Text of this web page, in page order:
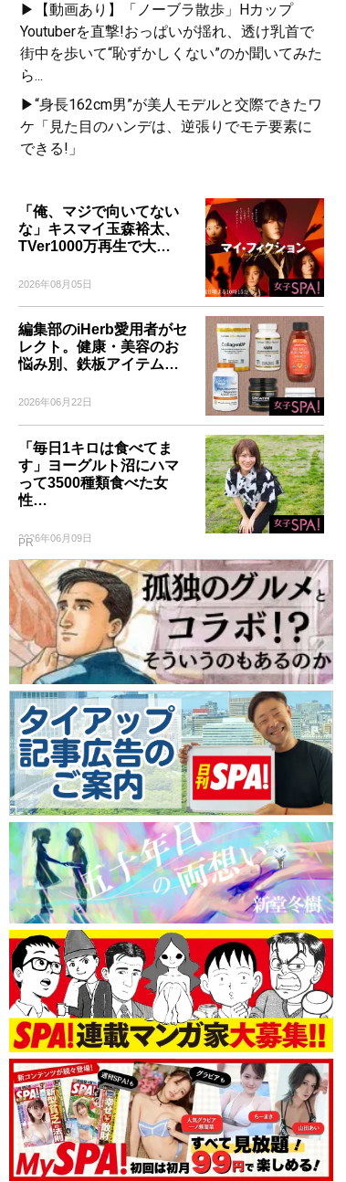
▶【動画あり】「ノーブラ散歩」Hカップ
Youtuberを直撃!おっぱいが揺れ、透け乳首で
街中を歩いて“恥ずかしくない”のか聞いてみた
ら...
▶“身長162cm男”が美人モデルと交際できたワ
ケ「見た目のハンデは、逆張りでモテ要素に
できる!」
「俺、マジで向いてない
な」キスマイ玉森裕太、
TVer1000万再生で大…
2026年08月05日
編集部のiHerb愛用者がセ
レクト。健康・美容のお
悩み別、鉄板アイテム…
2026年06月22日
「毎日1キロは食べてま
す」ヨーグルト沼にハマ
って3500種類食べた女
性…
2026年06月09日
PR